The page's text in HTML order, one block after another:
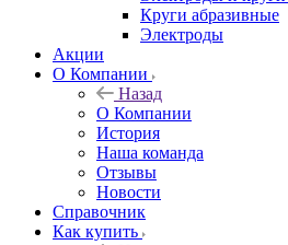
Круги абразивные
Электроды
Акции
О Компании
Назад
О Компании
История
Наша команда
Отзывы
Новости
Справочник
Как купить